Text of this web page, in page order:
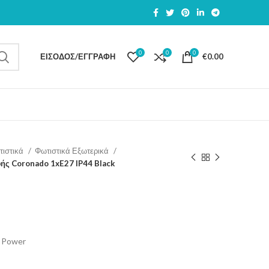
ΕΊΣΟΔΟΣ/ΕΓΓΡΑΦΉ 0 0 0 €0.00
Φωτιστικά Εξωτερικά
Coronado 1xE27 IP44 Black
Power